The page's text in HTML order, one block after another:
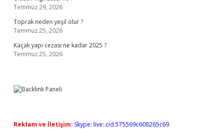
Temmuz 29, 2026
Toprak neden yeşil olur ?
Temmuz 25, 2026
Kaçak yapı cezası ne kadar 2025 ?
Temmuz 25, 2026
Reklam ve İletişim: Skype: live:.cid.575569c608265c69